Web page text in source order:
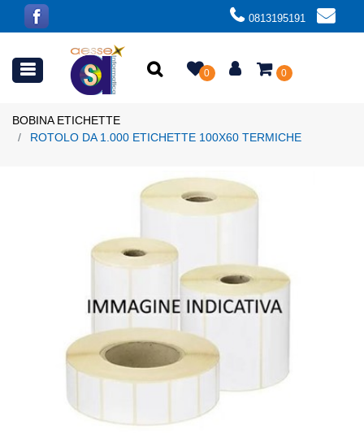
0813195191
Open menu 0 0
BOBINA ETICHETTE
ROTOLO DA 1.000 ETICHETTE 100X60 TERMICHE